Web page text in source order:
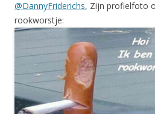
@DannyFriderichs, Zijn profielfoto
rookworstje: